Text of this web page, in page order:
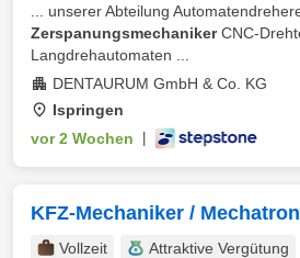
... unserer Abteilung
ZerspanungsmechanikerCNC-
Langdrehautomaten ...
DENTAURUM GmbH & Co. KG
Ispringen
vor 2 Wochen
KFZ-Mechaniker /
Vollzeit Attraktive Vergütung